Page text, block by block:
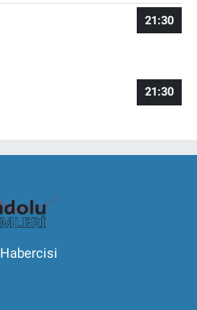
21:30
21:30